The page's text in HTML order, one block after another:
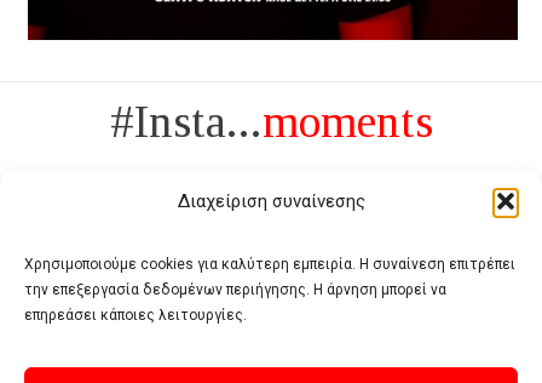
Διαχείριση συναίνεσης
Χρησιμοποιούμε cookies για καλύτερη εμπειρία. Η συναίνεση επιτρέπει
την επεξεργασία δεδομένων περιήγησης. Η άρνηση μπορεί να
επηρεάσει κάποιες λειτουργίες.
#Insta...moments
Πολυτέλεια δεν είναι το αντίθετο της ανέχειας, είναι το αντίθετο της